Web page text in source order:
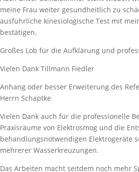
meine Frau weiter gesundheitlich zu
ausführliche kinesiologische Test mit
bestätigen.
Großes Lob für die Aufklärung und
Vielen Dank Tillmann Fiedler
Anhang oder besser Erweiterung des
Herrn Schaptke
Vielen Dank auch für die professionelle
Praxisräume von Elektrosmog und die
behandlungsnotwendigen Elektrogeräte
mehrerer Wasserkreuzungen.
Das Arbeiten macht seitdem noch mehr